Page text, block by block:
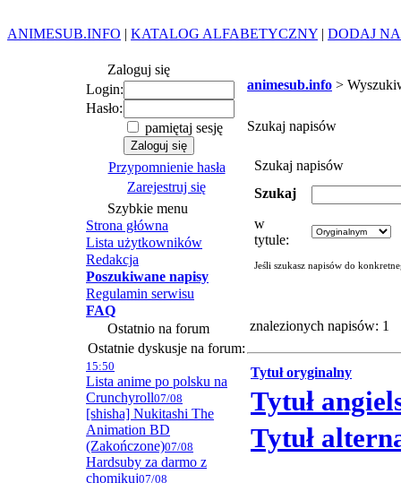
ANIMESUB.INFO | KATALOG ALFABETYCZNY | DODAJ
Zaloguj się
Login:
Hasło:
pamiętaj sesję
Przypomnienie hasła
Zarejestruj się
Szybkie menu
Strona główna
Lista użytkowników
Redakcja
Poszukiwane napisy
Regulamin serwisu
FAQ
Ostatnio na forum
Ostatnie dyskusje na forum:
15:50
Lista anime po polsku na
Crunchyroll07/08
[shisha] Nukitashi The
Animation BD
(Zakończone)07/08
Hardsuby za darmo z
chomikuj07/08
animesub.info >
Szukaj napisów
Szukaj napisów
Szukaj
w
tytule:
Jeśli szukasz napisów do
znalezionych napisów: 1
Tytuł oryginalny
Tytuł
Tytuł